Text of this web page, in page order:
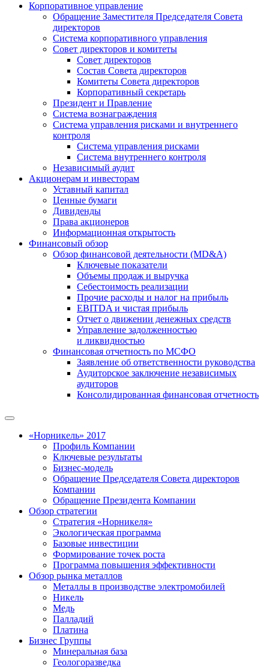
Корпоративное управление
Обращение Заместителя Председателя Совета
директоров
Система корпоративного управления
Совет директоров и комитеты
Совет директоров
Состав Совета директоров
Комитеты Совета директоров
Корпоративный секретарь
Президент и Правление
Система вознаграждения
Система управления рисками и внутреннего
контроля
Система управления рисками
Система внутреннего контроля
Независимый аудит
Акционерам и инвесторам
Уставный капитал
Ценные бумаги
Дивиденды
Права акционеров
Информационная открытость
Финансовый обзор
Обзор финансовой деятельности (MD&A)
Ключевые показатели
Объемы продаж и выручка
Себестоимость реализации
Прочие расходы и налог на прибыль
EBITDA и чистая прибыль
Отчет о движении денежных средств
Управление задолженностью
и ликвидностью
Финансовая отчетность по МСФО
Заявление об ответственности руководства
Аудиторское заключение независимых
аудиторов
Консолидированная финансовая отчетность
«Норникель» 2017
Профиль Компании
Ключевые результаты
Бизнес-модель
Обращение Председателя Совета директоров
Компании
Обращение Президента Компании
Обзор стратегии
Стратегия «Норникеля»
Экологическая программа
Базовые инвестиции
Формирование точек роста
Программа повышения эффективности
Обзор рынка металлов
Металлы в производстве электромобилей
Никель
Медь
Палладий
Платина
Бизнес Группы
Минеральная база
Геологоразведка